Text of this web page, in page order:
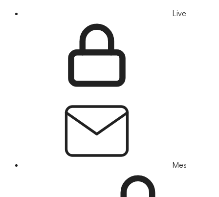
Live
Mes